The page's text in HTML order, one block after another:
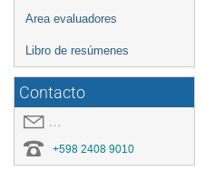
Area evaluadores
Libro de resúmenes
Contacto
covid19.congresoei@gmail.com
+598 2408 9010